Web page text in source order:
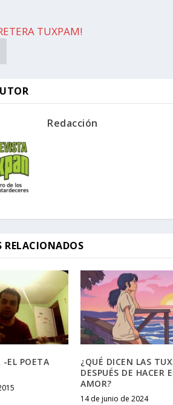
TUXPAM!
Redacción
RELACIONADOS
-EL POETA
¿QUÉ DICEN LAS
DESPUÉS DE HACER
AMOR?
14 de junio de 2024